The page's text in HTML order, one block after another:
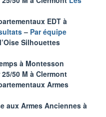
EDT à
– Par équipe
Silhouettes
à Montesson
50 M à Clermont
Armes
aux Armes Anciennes à